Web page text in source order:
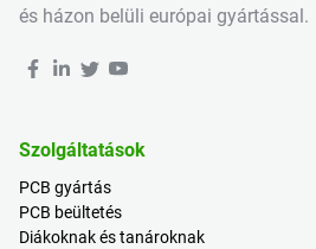
és házon belüli európai gyártással.
Szolgáltatások
PCB gyártás
PCB beültetés
Diákoknak és tanároknak